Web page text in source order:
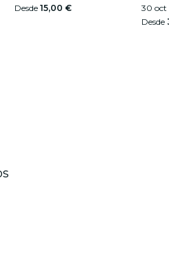
Desde 15,00 €
30 oct
Desde